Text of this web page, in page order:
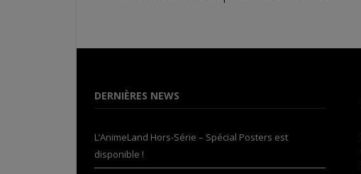
DERNIÈRES NEWS
L’AnimeLand Hors-Série – Spécial Posters est
disponible !